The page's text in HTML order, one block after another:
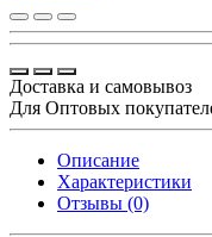
Доставка и самовывоз
Для Оптовых
Описание
Характеристики
Отзывы (0)